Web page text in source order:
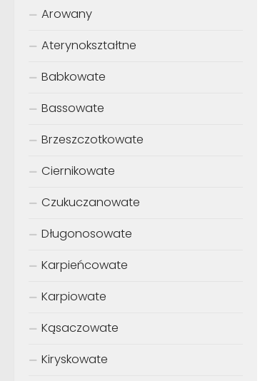
Arowany
Aterynokształtne
Babkowate
Bassowate
Brzeszczotkowate
Ciernikowate
Czukuczanowate
Długonosowate
Karpieńcowate
Karpiowate
Kąsaczowate
Kiryskowate